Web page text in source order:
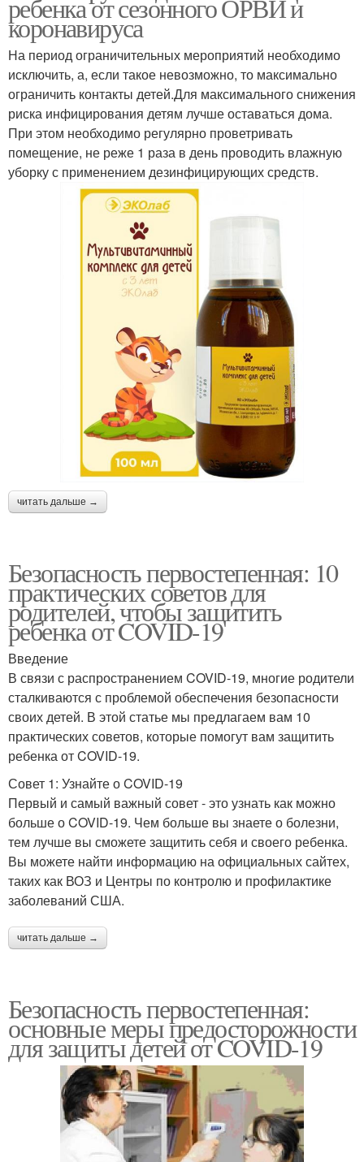
ребенка от сезонного ОРВИ и
коронавируса
На период ограничительных мероприятий необходимо
исключить, а, если такое невозможно, то максимально
ограничить контакты детей.Для максимального снижения
риска инфицирования детям лучше оставаться дома.
При этом необходимо регулярно проветривать
помещение, не реже 1 раза в день проводить влажную
уборку с применением дезинфицирующих средств.
читать дальше →
Безопасность первостепенная: 10
практических советов для
родителей, чтобы защитить
ребенка от COVID-19
Введение
В связи с распространением COVID-19, многие родители
сталкиваются с проблемой обеспечения безопасности
своих детей. В этой статье мы предлагаем вам 10
практических советов, которые помогут вам защитить
ребенка от COVID-19.
Совет 1: Узнайте о COVID-19
Первый и самый важный совет - это узнать как можно
больше о COVID-19. Чем больше вы знаете о болезни,
тем лучше вы сможете защитить себя и своего ребенка.
Вы можете найти информацию на официальных сайтех,
таких как ВОЗ и Центры по контролю и профилактике
заболеваний США.
читать дальше →
Безопасность первостепенная:
основные меры предосторожности
для защиты детей от COVID-19